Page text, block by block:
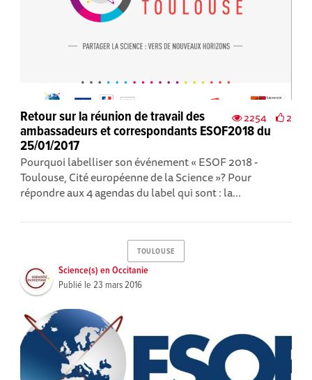
2254 2
Retour sur la réunion de travail des
ambassadeurs et correspondants ESOF2018 du
25/01/2017
Pourquoi labelliser son événement « ESOF 2018 -
Toulouse, Cité européenne de la Science »? Pour
répondre aux 4 agendas du label qui sont : la...
TOULOUSE
Science(s) en Occitanie
Publié le 23 mars 2016